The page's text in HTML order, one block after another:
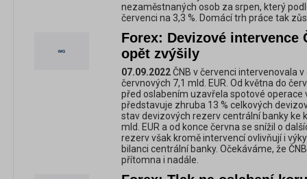
nezaměstnaných osob za srpen, který
červenci na 3,3 %. Domácí trh práce tak
Forex: Devizové intervence
opět zvýšily
07.09.2022ČNB v červenci intervenovala
červnových 7,1 mld. EUR. Od května do
před oslabením uzavřela spotové operace
představuje zhruba 13 % celkových
stav devizových rezerv centrální banky ke
mld. EUR a od konce června se snížil o
rezerv však kromě intervencí ovlivňují i
bilanci centrální banky. Očekáváme, že
přítomna i nadále.